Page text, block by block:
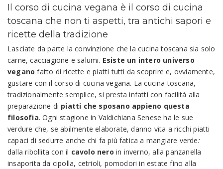
Il corso di cucina vegana è il corso di cucina
toscana che non ti aspetti, tra antichi sapori e
ricette della tradizione
Lasciate da parte la convinzione che la cucina toscana sia solo
carne, cacciagione e salumi. Esiste un intero universo
vegano fatto di ricette e piatti tutti da scoprire e, ovviamente,
gustare con il corso di cucina vegana. La cucina toscana,
tradizionalmente semplice, si presta infatti con facilità alla
preparazione di piatti che sposano appieno questa
filosofia. Ogni stagione in Valdichiana Senese ha le sue
verdure che, se abilmente elaborate, danno vita a ricchi piatti
capaci di sedurre anche chi fa più fatica a mangiare verde:
dalla ribollita con il cavolo nero in inverno, alla panzanella
insaporita da cipolla, cetrioli, pomodori in estate fino alla